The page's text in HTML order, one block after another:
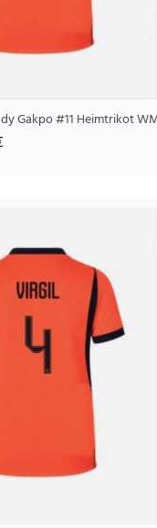
105.63€ 42.25€
Heimtrikot
Langarm
Gakpo #11 Heimtrikot